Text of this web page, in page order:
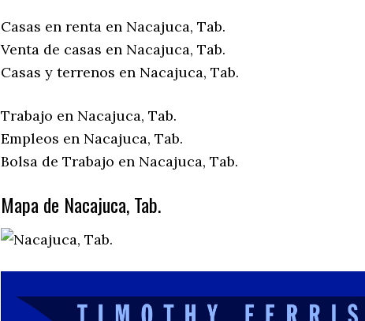
Casas en renta en Nacajuca, Tab.
Venta de casas en Nacajuca, Tab.
Casas y terrenos en Nacajuca, Tab.
Trabajo en Nacajuca, Tab.
Empleos en Nacajuca, Tab.
Bolsa de Trabajo en Nacajuca, Tab.
Mapa de Nacajuca, Tab.